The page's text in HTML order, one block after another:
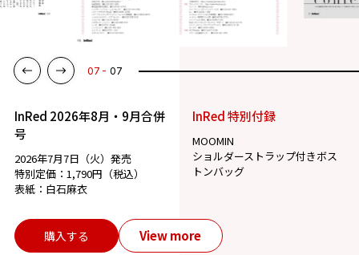
07 07
InRed 2026年8月・9月合併
号
2026年7月7日（火）発売
特別定価：1,790円（税込）
表紙：白石麻衣
InRed 特別付録
MOOMIN
ショルダーストラップ付きボス
トンバッグ
購入する View more